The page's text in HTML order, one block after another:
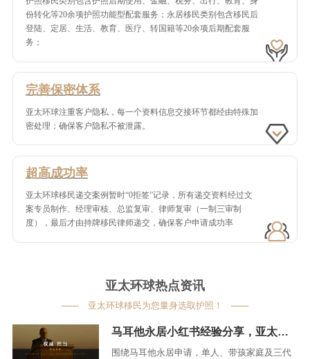
份转化等20余项护照功能型配套服务；永居移民类别包含移民后
登陆、定居、生活、教育、医疗、转国籍等20余项后期配套服
务；
完善保密体系
亚太环球注重客户隐私，每一个资料信息交接环节都经由特殊加
密处理；确保客户隐私不被泄露。
超高成功率
亚太环球移民递交案例暂时“0拒签”记录，所有递交资料经过文
案专员制作、经理审核、总监复审、律师复审（一制三审制
度），最后才由持牌移民律师递交，确保客户申请成功率
亚太环球热点资讯
亚太环球移民为您量身选取护照！
马耳他永居小红书经验分享，亚太环球移民专业分析
围绕马耳他永居申请，单人、带孩家庭及三代